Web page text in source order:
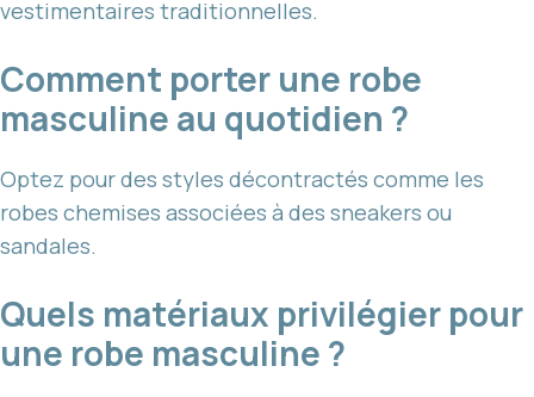
vestimentaires traditionnelles.
Comment porter une robe
masculine au quotidien ?
Optez pour des styles décontractés comme les
robes chemises associées à des sneakers ou
sandales.
Quels matériaux privilégier pour
une robe masculine ?